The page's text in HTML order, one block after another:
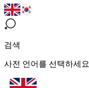
검색
사전 언어를 선택하세요